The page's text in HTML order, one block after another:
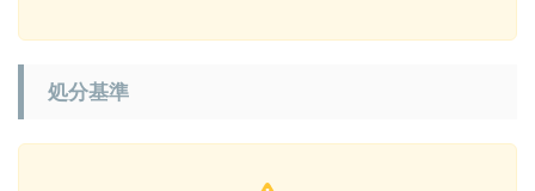
処分基準